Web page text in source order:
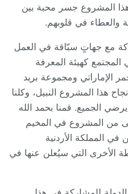
هذا المشروع جسر محبة بين
والعطاء في قلوبهم.
مع جهاتٍ سبّاقة في العمل
المجتمع كهيئة المعرفة
الإماراتي ومجموعة بريد
هذا المشروع النبيل، وكلنا
الجميع. قمنا بحمد الله
من المشروع في المخيم
في المملكة الأردنية
الأخرى التي سيُعلن عنها في